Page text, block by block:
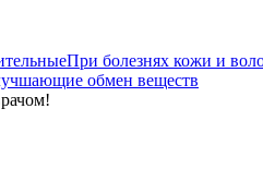
При болезнях кожи и
обмен веществ